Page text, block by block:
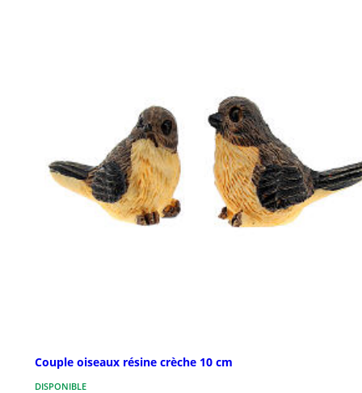
Couple oiseaux résine crèche 10 cm
DISPONIBLE